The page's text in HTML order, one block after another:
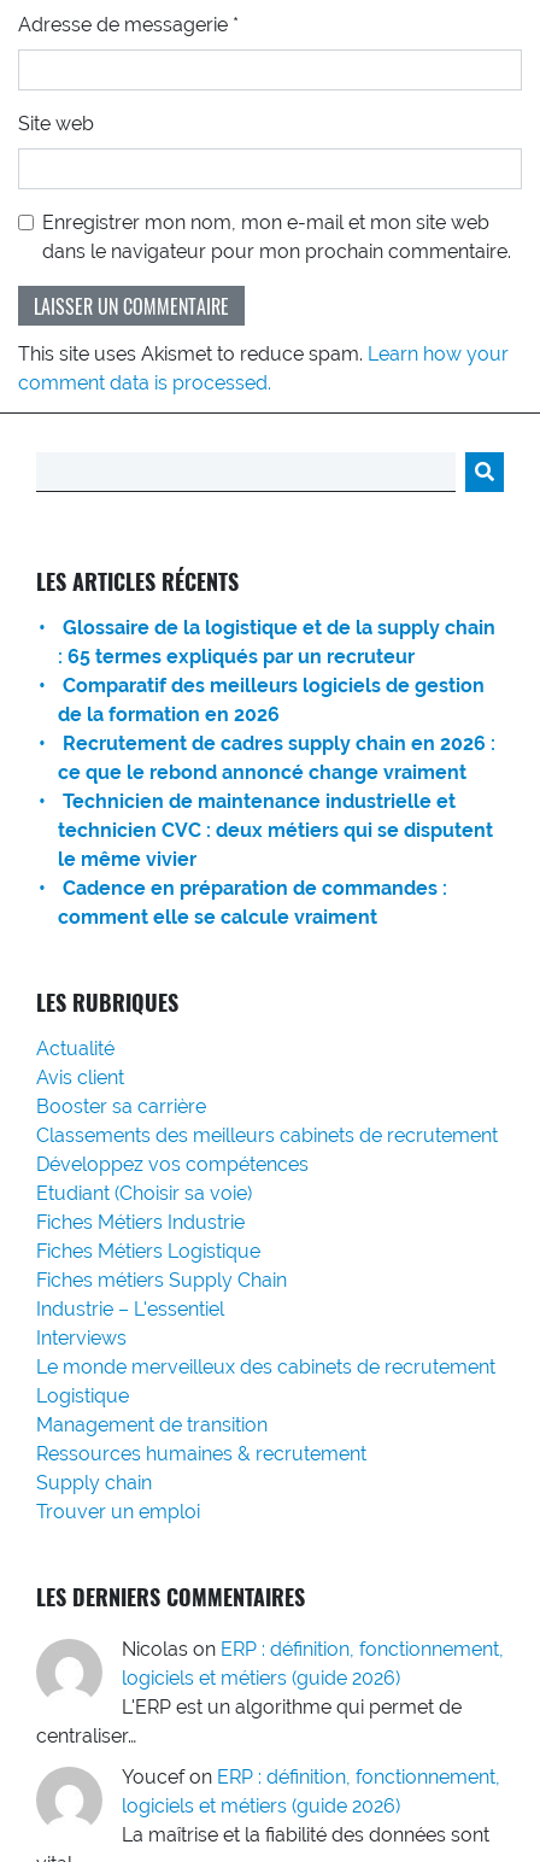
Adresse de messagerie *
Site web
Enregistrer mon nom, mon e-mail et mon site web
dans le navigateur pour mon prochain commentaire.
This site uses Akismet to reduce spam. Learn how your
comment data is processed.
LES ARTICLES RÉCENTS
Glossaire de la logistique et de la supply chain
: 65 termes expliqués par un recruteur
Comparatif des meilleurs logiciels de gestion
de la formation en 2026
Recrutement de cadres supply chain en 2026 :
ce que le rebond annoncé change vraiment
Technicien de maintenance industrielle et
technicien CVC : deux métiers qui se disputent
le même vivier
Cadence en préparation de commandes :
comment elle se calcule vraiment
LES RUBRIQUES
Actualité
Avis client
Booster sa carrière
Classements des meilleurs cabinets de recrutement
Développez vos compétences
Etudiant (Choisir sa voie)
Fiches Métiers Industrie
Fiches Métiers Logistique
Fiches métiers Supply Chain
Industrie – L'essentiel
Interviews
Le monde merveilleux des cabinets de recrutement
Logistique
Management de transition
Ressources humaines & recrutement
Supply chain
Trouver un emploi
LES DERNIERS COMMENTAIRES
Nicolas on ERP : définition, fonctionnement,
logiciels et métiers (guide 2026)
L'ERP est un algorithme qui permet de
centraliser…
Youcef on ERP : définition, fonctionnement,
logiciels et métiers (guide 2026)
La maîtrise et la fiabilité des données sont